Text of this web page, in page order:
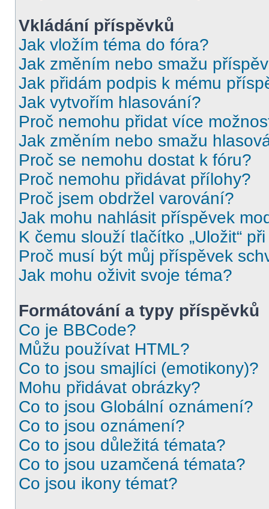
Vkládání příspěvků
Jak vložím téma do fóra?
Jak změním nebo smažu
Jak přidám podpis k mému
Jak vytvořím hlasování?
Proč nemohu přidat více
Jak změním nebo smažu
Proč se nemohu dostat k fóru?
Proč nemohu přidávat přílohy?
Proč jsem obdržel varování?
Jak mohu nahlásit příspěvek
K čemu slouží tlačítko „Uložit“
Proč musí být můj příspěvek
Jak mohu oživit svoje téma?
Formátování a typy příspěvků
Co je BBCode?
Můžu používat HTML?
Co to jsou smajlíci (emotikony)?
Mohu přidávat obrázky?
Co to jsou Globální oznámení?
Co to jsou oznámení?
Co to jsou důležitá témata?
Co to jsou uzamčená témata?
Co jsou ikony témat?